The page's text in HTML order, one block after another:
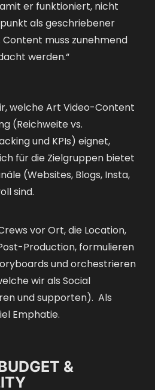
er funktioniert, nicht
als geschriebener
Content muss zunehmend
werden.“
welche Art Video-Content
(Reichweite vs.
und KPIs) eignet,
für die Zielgruppen bietet
(Websites, Blogs, Insta,
sind.
vor Ort, die Location,
Production, formulieren
und orchestrieren
wir als Social
und supporten). Als
Emphatie.
&